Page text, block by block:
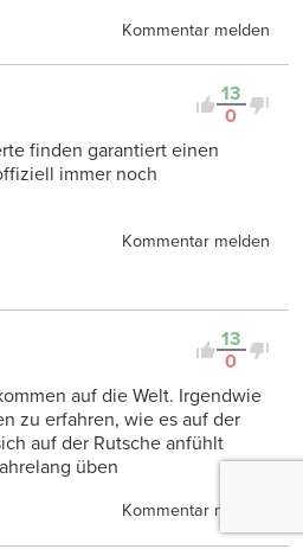
Kommentar melden
13
0
finden garantiert einen
immer noch
Kommentar melden
13
0
auf die Welt. Irgendwie
zu erfahren, wie es auf der
auf der Rutsche anfühlt
üben
Kommentar melden